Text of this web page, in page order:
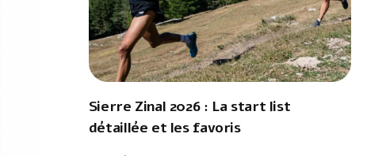
Sierre Zinal 2026 : La start list
détaillée et les favoris